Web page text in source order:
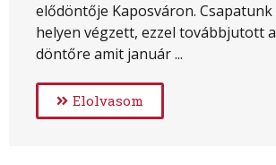
elődöntője Kaposváron. Csapatunk
helyen végzett, ezzel továbbjutott
döntőre amit január ...
Elolvasom